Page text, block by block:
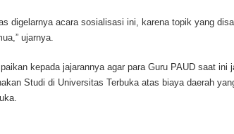
digelarnya acara sosialisasi ini, karena topik yang
ujarnya.
kepada jajarannya agar para Guru PAUD saat ini
Studi di Universitas Terbuka atas biaya daerah